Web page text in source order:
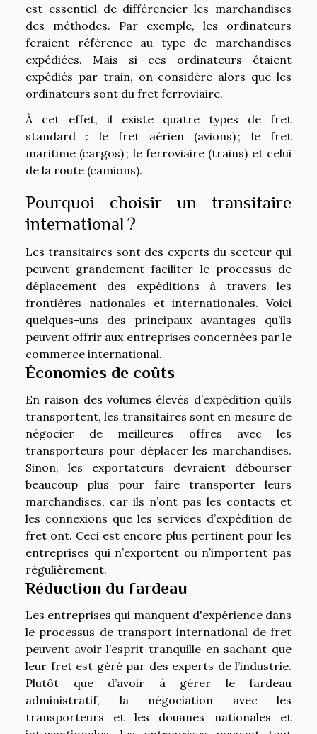
est essentiel de différencier les marchandises
des méthodes. Par exemple, les ordinateurs
feraient référence au type de marchandises
expédiées. Mais si ces ordinateurs étaient
expédiés par train, on considère alors que les
ordinateurs sont du fret ferroviaire.
À cet effet, il existe quatre types de fret
standard : le fret aérien (avions) ; le fret
maritime (cargos) ; le ferroviaire (trains) et celui
de la route (camions).
Pourquoi choisir un transitaire
international ?
Les transitaires sont des experts du secteur qui
peuvent grandement faciliter le processus de
déplacement des expéditions à travers les
frontières nationales et internationales. Voici
quelques-uns des principaux avantages qu’ils
peuvent offrir aux entreprises concernées par le
commerce international.
Économies de coûts
En raison des volumes élevés d’expédition qu’ils
transportent, les transitaires sont en mesure de
négocier de meilleures offres avec les
transporteurs pour déplacer les marchandises.
Sinon, les exportateurs devraient débourser
beaucoup plus pour faire transporter leurs
marchandises, car ils n’ont pas les contacts et
les connexions que les services d’expédition de
fret ont. Ceci est encore plus pertinent pour les
entreprises qui n’exportent ou n’importent pas
régulièrement.
Réduction du fardeau
Les entreprises qui manquent d'expérience dans
le processus de transport international de fret
peuvent avoir l’esprit tranquille en sachant que
leur fret est géré par des experts de l’industrie.
Plutôt que d’avoir à gérer le fardeau
administratif, la négociation avec les
transporteurs et les douanes nationales et